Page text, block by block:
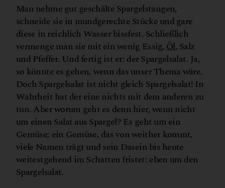
Man nehme gut geschälte Spargelstangen,
schneide sie in mundgerechte Stücke und gare
diese in reichlich Wasser bissfest. Schließlich
vermenge man sie mit ein wenig Essig,Öl, Salz
und Pfeffer. Und fertig ist er: der Spargelsalat. Ja,
so könnte es gehen, wenn das unser Thema wäre.
Doch Spargelsalat ist nicht gleich Spargelsalat! In
Wahrheit hat der eine nichts mit dem anderen zu
tun. Aber worum geht es denn hier, wenn nicht
um einen Salat aus Spargel? Es geht um ein
Gemüse; ein Gemüse, das von weither kommt,
viele Namen trägt und sein Dasein bis heute
weitestgehend im Schatten fristet: eben um den
Spargelsalat.